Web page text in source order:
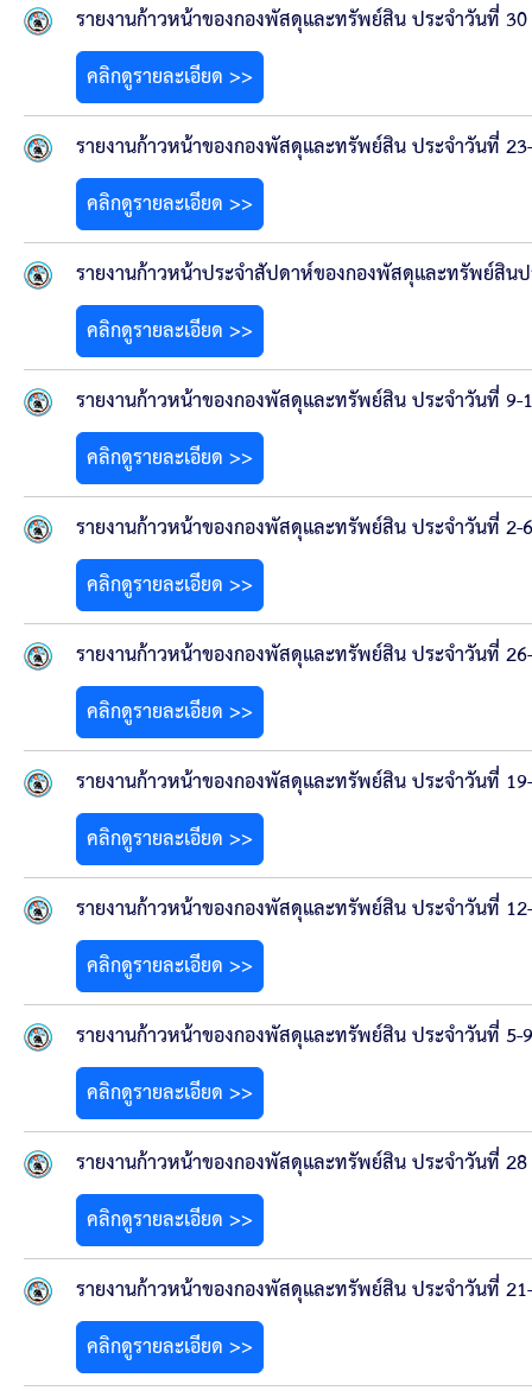
ประกาศแผนการจัดหาพัสดุ
รายงานผลการจัดซื้อจัดจ้างประจำปีงบประมาณ
สรุปผลการดำเนินงานจัดซื้อจัดจ้างในรอบเดือน (สข
ประกาศผู้ชนะการเสนอราคา
ประกาศราคากลาง
ประกาศเชิญชวนประกวดราคา (e-bidding)
ยกเลิกประกาศเชิญชวน
ยกเลิกประกาศผู้ชนะ
เปลี่ยนแปลงประกาศผู้ชนะ
เปลี่ยนแปลงประกาศเชิญชวน
ประกาศขายทอดตลาดทรัพย์สินประจำปี
ประกาศกำหนดอายุการใช้งานของสินทรัพย์ขององ
คู่มือการปฏิบัติงานฝ่ายทะเบียนพัสดุและทรัพย์สิน
การประเมินความพึงพอใจของการดำเนินงาน อบจ.
ขั้นตอนและวิธีการชำระภาษีฯ
แบบฟอร์มการชำระภาษีฯ
การบริการแบบเบ็ดเสร็จ (One Stop Service)
หนังสือสั่งการ
สรุปผลการปฏิบัติงานประจำเดือน GPS
ระเบียบพัสดุฯ การจัดซื้อจัดจ้าง
การเสริมสร้างคุณธรรมจริยธรรม
รายงานก้าวหน้าของกองพัสดุและทรัพย์สิน ประจำวันที่
คลิกดูรายละเอียด >>
รายงานก้าวหน้าของกองพัสดุและทรัพย์สิน ประจำวันที่
คลิกดูรายละเอียด >>
รายงานก้าวหน้าประจำสัปดาห์ของกองพัสดุและทรัพย์สิน
คลิกดูรายละเอียด >>
รายงานก้าวหน้าของกองพัสดุและทรัพย์สิน ประจำวันที่
คลิกดูรายละเอียด >>
รายงานก้าวหน้าของกองพัสดุและทรัพย์สิน ประจำวันที่
คลิกดูรายละเอียด >>
รายงานก้าวหน้าของกองพัสดุและทรัพย์สิน ประจำวันที่
คลิกดูรายละเอียด >>
รายงานก้าวหน้าของกองพัสดุและทรัพย์สิน ประจำวันที่
คลิกดูรายละเอียด >>
รายงานก้าวหน้าของกองพัสดุและทรัพย์สิน ประจำวันที่
คลิกดูรายละเอียด >>
รายงานก้าวหน้าของกองพัสดุและทรัพย์สิน ประจำวันที่
คลิกดูรายละเอียด >>
รายงานก้าวหน้าของกองพัสดุและทรัพย์สิน ประจำวันที่
คลิกดูรายละเอียด >>
รายงานก้าวหน้าของกองพัสดุและทรัพย์สิน ประจำวันที่
คลิกดูรายละเอียด >>